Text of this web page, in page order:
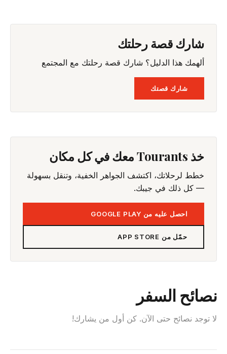
شارك قصة رحلتك
ألهمك هذا الدليل؟ شارك قصة رحلتك مع المجتمع
شارك قصتك
خذ Tourants معك في كل مكان
خطط لرحلاتك، اكتشف الجواهر الخفية، وتنقل بسهولة
— كل ذلك في جيبك.
احصل عليه من GOOGLE PLAY
حمّل من APP STORE
نصائح السفر
لا توجد نصائح حتى الآن. كن أول من يشارك!